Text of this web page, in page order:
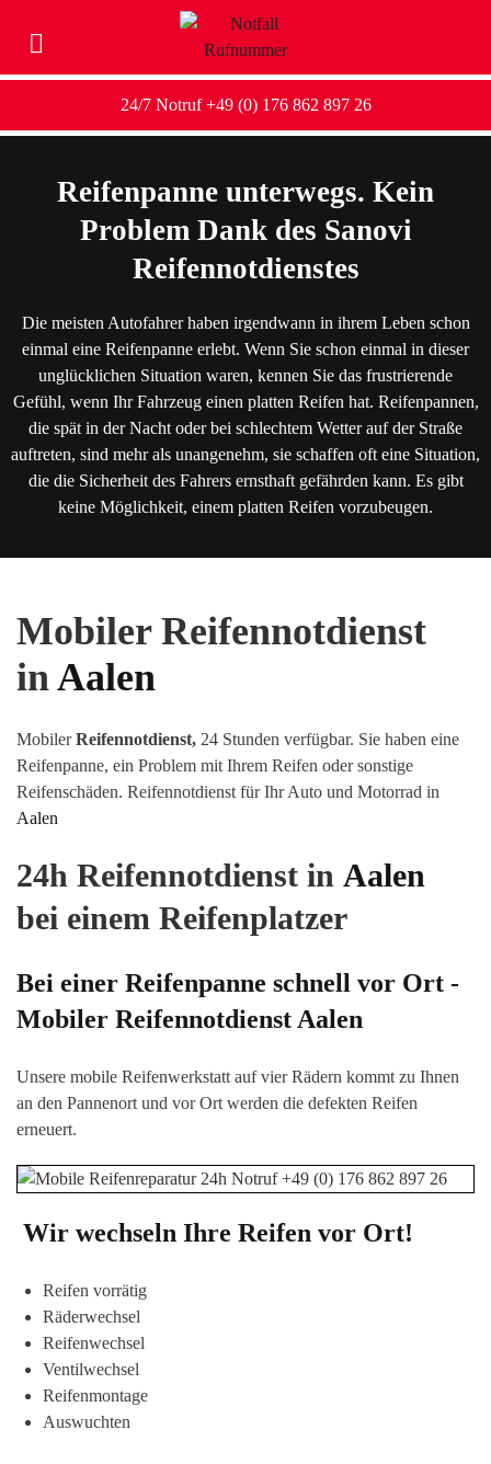
24/7 Notruf +49 (0) 176 862 897 26
Reifenpanne unterwegs. Kein
Problem Dank des Sanovi
Reifennotdienstes
Die meisten Autofahrer haben irgendwann in ihrem Leben schon
einmal eine Reifenpanne erlebt. Wenn Sie schon einmal in dieser
unglücklichen Situation waren, kennen Sie das frustrierende
Gefühl, wenn Ihr Fahrzeug einen platten Reifen hat. Reifenpannen,
die spät in der Nacht oder bei schlechtem Wetter auf der Straße
auftreten, sind mehr als unangenehm, sie schaffen oft eine Situation,
die die Sicherheit des Fahrers ernsthaft gefährden kann. Es gibt
keine Möglichkeit, einem platten Reifen vorzubeugen.
Mobiler Reifennotdienst
inAalen
MobilerReifennotdienst, 24 Stunden verfügbar. Sie haben eine
Reifenpanne, ein Problem mit Ihrem Reifen oder sonstige
Reifenschäden. Reifennotdienst für Ihr Auto und Motorrad in
Aalen
24h Reifennotdienst in Aalen
bei einem Reifenplatzer
Bei einer Reifenpanne schnell vor Ort -
Mobiler Reifennotdienst Aalen
Unsere mobile Reifenwerkstatt auf vier Rädern kommt zu Ihnen
an den Pannenort und vor Ort werden die defekten Reifen
erneuert.
Wir wechseln Ihre Reifen vor Ort!
Reifen vorrätig
Räderwechsel
Reifenwechsel
Ventilwechsel
Reifenmontage
Auswuchten